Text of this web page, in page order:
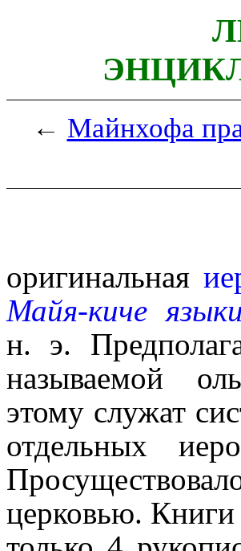
← Майнхофа
оригинальная
Майя-киче языки
н. э.
называемой
этому служат
отдельных
церковью.